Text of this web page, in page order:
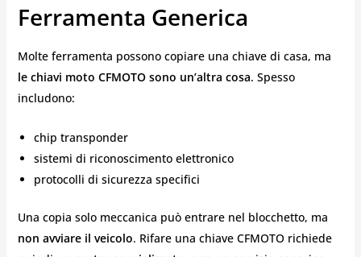
Ferramenta Generica
Molte ferramenta possono copiare una chiave di casa, ma
le chiavi moto CFMOTO sono un’altra cosa. Spesso
includono:
chip transponder
sistemi di riconoscimento elettronico
protocolli di sicurezza specifici
Una copia solo meccanica può entrare nel blocchetto, ma
non avviare il veicolo. Rifare una chiave CFMOTO richiede